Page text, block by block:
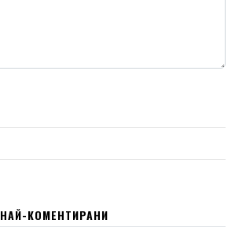
НАЙ-КОМЕНТИРАНИ